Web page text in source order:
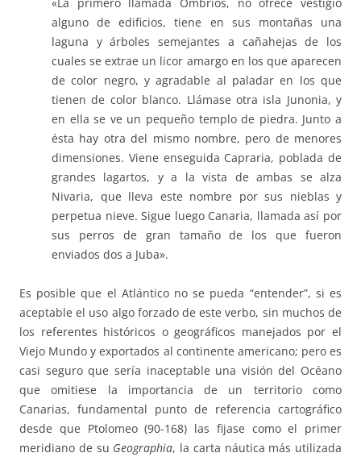
«La primero llamada Ombrios, no ofrece vestigio
alguno de edificios, tiene en sus montañas una
laguna y árboles semejantes a cañahejas de los
cuales se extrae un licor amargo en los que aparecen
de color negro, y agradable al paladar en los que
tienen de color blanco. Llámase otra isla Junonia, y
en ella se ve un pequeño templo de piedra. Junto a
ésta hay otra del mismo nombre, pero de menores
dimensiones. Viene enseguida Capraria, poblada de
grandes lagartos, y a la vista de ambas se alza
Nivaria, que lleva este nombre por sus nieblas y
perpetua nieve. Sigue luego Canaria, llamada así por
sus perros de gran tamaño de los que fueron
enviados dos a Juba».
Es posible que el Atlántico no se pueda “entender”, si es
aceptable el uso algo forzado de este verbo, sin muchos de
los referentes históricos o geográficos manejados por el
Viejo Mundo y exportados al continente americano; pero es
casi seguro que sería inaceptable una visión del Océano
que omitiese la importancia de un territorio como
Canarias, fundamental punto de referencia cartográfico
desde que Ptolomeo (90-168) las fijase como el primer
meridiano de su Geographia, la carta náutica más utilizada